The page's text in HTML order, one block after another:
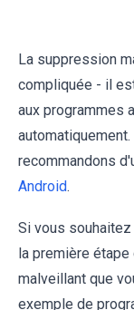
La suppression
compliquée - il
aux programmes
recommandons
Android.
Si vous
la première
malveillant que
exemple de